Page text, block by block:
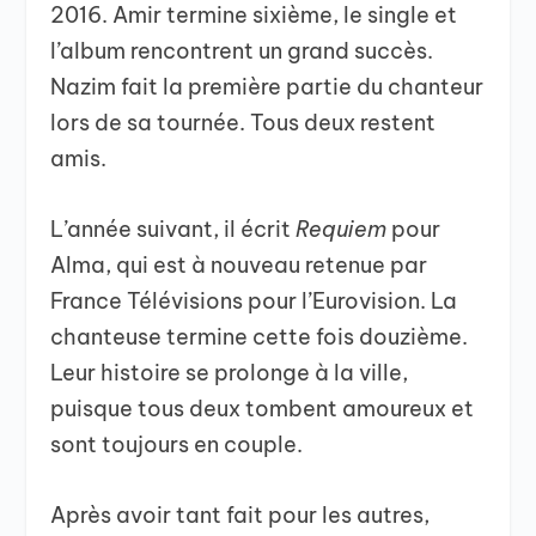
2016. Amir termine sixième, le single et
l’album rencontrent un grand succès.
Nazim fait la première partie du chanteur
lors de sa tournée. Tous deux restent
amis.
L’année suivant, il écritRequiem pour
Alma, qui est à nouveau retenue par
France Télévisions pour l’Eurovision. La
chanteuse termine cette fois douzième.
Leur histoire se prolonge à la ville,
puisque tous deux tombent amoureux et
sont toujours en couple.
Après avoir tant fait pour les autres,